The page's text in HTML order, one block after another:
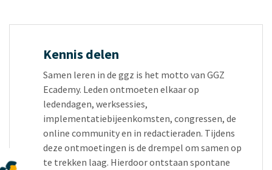
Kennis delen
Samen leren in de ggz is het motto van GGZ
Ecademy. Leden ontmoeten elkaar op
ledendagen, werksessies,
implementatiebijeenkomsten, congressen, de
online community en in redactieraden. Tijdens
deze ontmoetingen is de drempel om samen op
te trekken laag. Hierdoor ontstaan spontane